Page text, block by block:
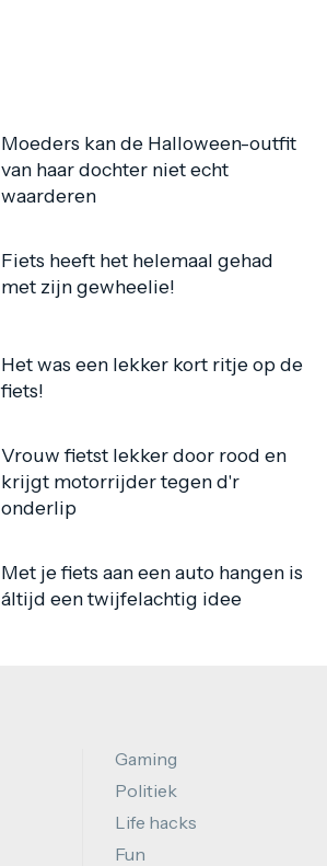
Moeders kan de Halloween-outfit
van haar dochter niet echt
waarderen
Fiets heeft het helemaal gehad
met zijn gewheelie!
Het was een lekker kort ritje op de
fiets!
Vrouw fietst lekker door rood en
krijgt motorrijder tegen d'r
onderlip
Met je fiets aan een auto hangen is
áltijd een twijfelachtig idee
Gaming
Politiek
Life hacks
Fun